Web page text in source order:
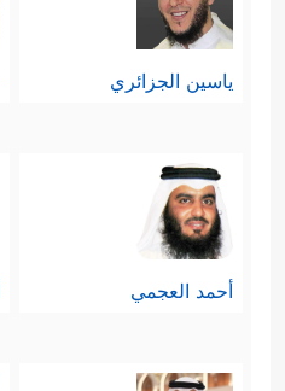
ياسين الجزائري
أحمد العجمي